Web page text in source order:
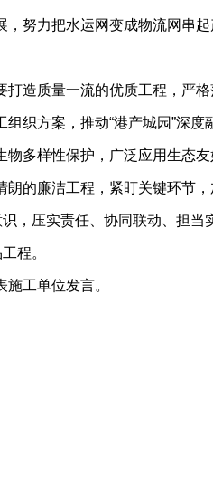
努力把水运网变成物流网串
质量一流的优质工程，严格
织方案，推动“港产城园”深
多样性保护，广泛应用生态
的廉洁工程，紧盯关键环节
，压实责任、协同联动、担
程。
工单位发言。